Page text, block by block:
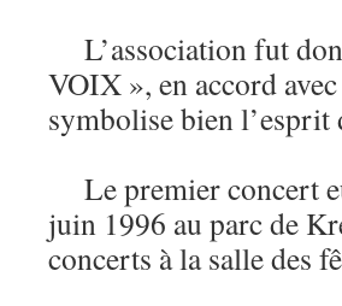
L’association fut
VOIX », en accord
symbolise bien l’esprit
Le premier concert
juin 1996 au parc de
concerts à la salle des